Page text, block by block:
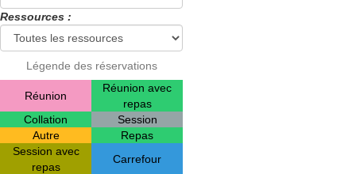
Ressources :
Légende des réservations
Réunion
Réunion avec
repas
Collation
Session
Autre
Repas
Session avec
repas
Carrefour